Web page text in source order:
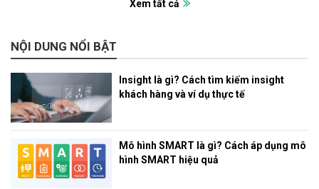
Xem tất cả
NỘI DUNG NỔI BẬT
Insight là gì? Cách tìm kiếm insight
khách hàng và ví dụ thực tế
Mô hình SMART là gì? Cách áp dụng mô
hình SMART hiệu quả